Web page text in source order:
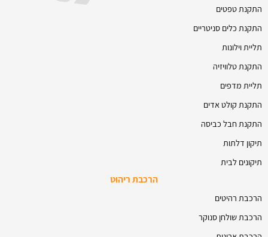
התקנת טפטים
התקנת כלים סניטריים
תליית וילונות
התקנת טלוויזיה
תליית מדפים
התקנת קולט אדים
התקנת חבל כביסה
תיקון דלתות
תיקונים לבית
הרכבת ריהוט
הרכבת רהיטים
הרכבת שולחן סנוקר